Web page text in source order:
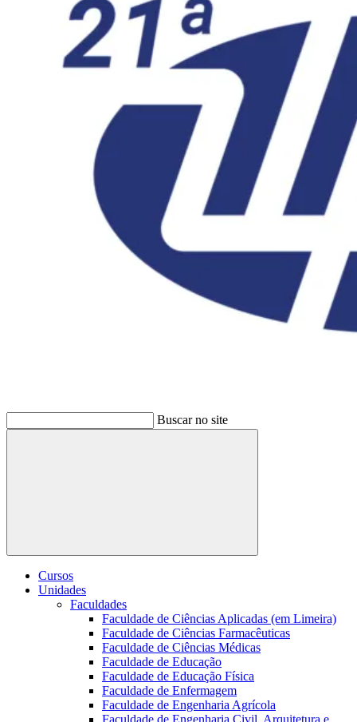
Buscar no site
Buscar
Cursos
Unidades
Faculdades
Faculdade de Ciências Aplicadas (em Limeira)
Faculdade de Ciências Farmacêuticas
Faculdade de Ciências Médicas
Faculdade de Educação
Faculdade de Educação Física
Faculdade de Enfermagem
Faculdade de Engenharia Agrícola
Faculdade de Engenharia Civil, Arquitetura e